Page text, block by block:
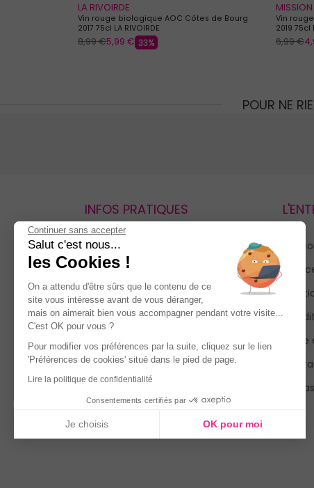
LA RIVOIRDE
Vin rouge biologique AOC Côtes de Bourg
2017 75cl LA RIVOIRDE
8,99 €5,99 € 33%
Vin
2019 75cl
6,99 €
POUR NE
INFOS PRATIQUES
Retours et remboursements
Suivi de commande
Livraisons
Guide des tailles
Politique de confidentialité
Conditions générales d’utilisation
de la Carte de Fidélité
Qui
Continuer sans accepter
Salut c'est nous...
les Cookies !
On a attendu d'être sûrs que le contenu de ce
site vous intéresse avant de vous déranger,
mais on aimerait bien vous accompagner pendant votre visite...
C'est OK pour vous ?
Pour modifier vos préférences par la suite, cliquez sur le lien
'Préférences de cookies' situé dans le pied de page.
Lire la politique de confidentialité
Consentements certifiés par
Je choisis OK pour moi